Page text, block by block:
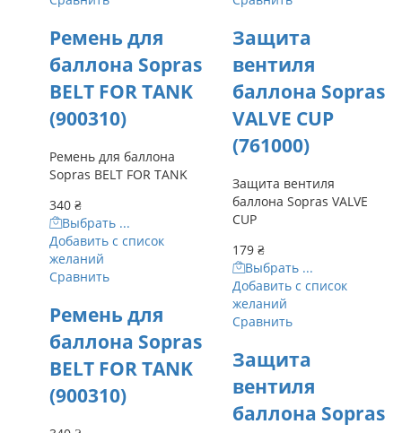
Ремень для
баллона Sopras
BELT FOR TANK
(900310)
Ремень для баллона
Sopras BELT FOR TANK
340 ₴
Выбрать ...
Добавить с список
желаний
Сравнить
Ремень для
баллона Sopras
BELT FOR TANK
(900310)
Защита
вентиля
баллона Sopras
VALVE CUP
(761000)
Защита вентиля
баллона Sopras VALVE
CUP
179 ₴
Выбрать ...
Добавить с список
желаний
Сравнить
Защита
вентиля
баллона Sopras